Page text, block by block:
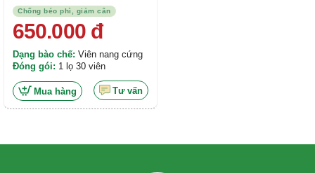
Chống béo phì, giảm cân
650.000đ
Dạng bào chế: Viên nang cứng
Đóng gói: 1 lọ 30 viên
Mua hàng Tư vấn